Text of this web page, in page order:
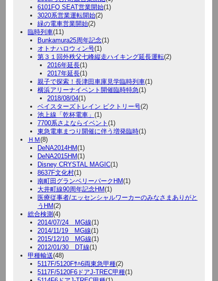
6101FQ SEAT営業開始(1)
3020系営業運転開始(2)
緑の電車営業開始(2)
臨時列車(11)
Bunkamura25周年記念(1)
オトナハロウィン号(1)
第３１回外秩父七峰縦走ハイキング延長運転(2)
2016年延長(1)
2017年延長(1)
親子で探索！長津田車庫見学臨時列車(1)
横浜アリーナイベント開催臨時特急(1)
2018/08/04(1)
ベイスターズトレイン ビクトリー号(2)
池上線「乾杯電車」 (1)
7700系さよならイベント (1)
東急電車まつり開催に伴う増発臨時(1)
ＨＭ(8)
DeNA2014HM(1)
DeNA2015HM(1)
Disney CRYSTAL MAGIC(1)
8637F文化村(1)
南町田グランベリーパークHM(1)
大井町線90周年記念HM(1)
医療従事者/エッセンシャルワーカーのみなさまありがと
うHM(2)
総合検測 (4)
2014/07/24 MG線(1)
2014/11/19 MG線(1)
2015/12/10 MG線(1)
2012/01/30 DT線(1)
甲種輸送(48)
5117F/5120Fｻﾊ6両東急甲種(2)
5117F/5120F6ドアJ-TREC甲種(1)